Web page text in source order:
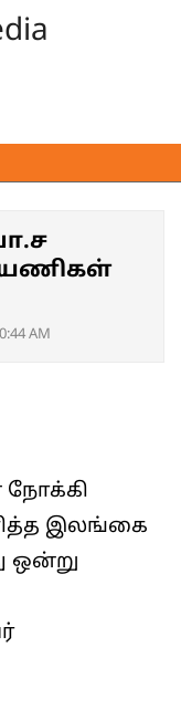
பயணிகள்
AM
நோக்கி
இலங்கை
ஒன்று